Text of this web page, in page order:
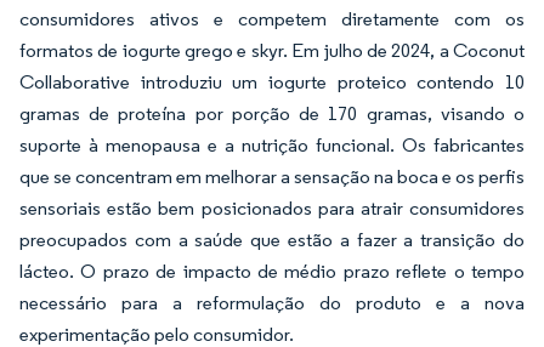
consumidores ativos e competem diretamente com os
formatos de iogurte grego e skyr. Em julho de 2024, a Coconut
Collaborative introduziu um iogurte proteico contendo 10
gramas de proteína por porção de 170 gramas, visando o
suporte à menopausa e a nutrição funcional. Os fabricantes
que se concentram em melhorar a sensação na boca e os perfis
sensoriais estão bem posicionados para atrair consumidores
preocupados com a saúde que estão a fazer a transição do
lácteo. O prazo de impacto de médio prazo reflete o tempo
necessário para a reformulação do produto e a nova
experimentação pelo consumidor.